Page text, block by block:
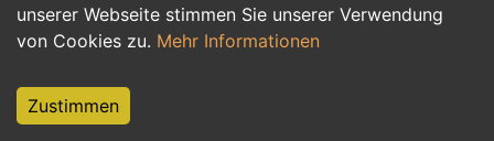
unserer Webseite stimmen Sie unserer Verwendung
von Cookies zu. Mehr Informationen
Zustimmen
Hilfskräfte, Aushilfs- und Nebenjobs
Weiterbildung, Studium, duale Ausbildung